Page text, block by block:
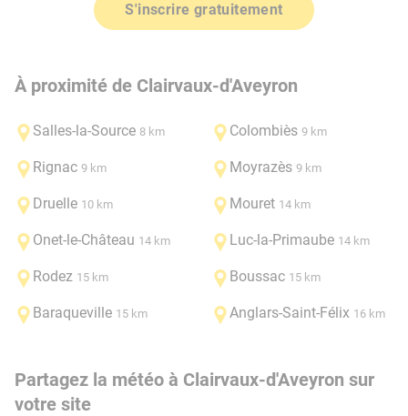
S'inscrire gratuitement
À proximité de Clairvaux-d'Aveyron
Salles-la-Source 8 km Colombiès 9 km
Rignac 9 km Moyrazès 9 km
Druelle 10 km Mouret 14 km
Onet-le-Château 14 km Luc-la-Primaube 14 km
Rodez 15 km Boussac 15 km
Baraqueville 15 km Anglars-Saint-Félix 16 km
Partagez la météo à Clairvaux-d'Aveyron sur
votre site